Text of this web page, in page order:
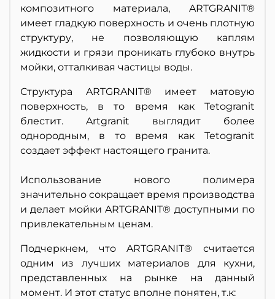
композитного материала, ARTGRANIT®
имеет гладкую поверхность и очень плотную
структуру, не позволяющую каплям
жидкости и грязи проникать глубоко внутрь
мойки, отталкивая частицы воды.
Структура ARTGRANIT® имеет матовую
поверхность, в то время как Tetogranit
блестит. Artgranit выглядит более
однородным, в то время как Tetogranit
создает эффект настоящего гранита.
Использование нового полимера
значительно сокращает время производства
и делает мойки ARTGRANIT® доступными по
привлекательным ценам.
Подчеркнем, что ARTGRANIT® считается
одним из лучших материалов для кухни,
представленных на рынке на данный
момент. И этот статус вполне понятен, т.к: